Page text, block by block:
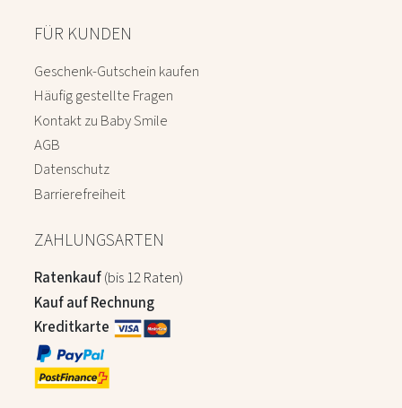
FÜR KUNDEN
Geschenk-Gutschein kaufen
Häufig gestellte Fragen
Kontakt zu Baby Smile
AGB
Datenschutz
Barrierefreiheit
ZAHLUNGSARTEN
Ratenkauf(bis 12 Raten)
Kauf auf Rechnung
Kreditkarte